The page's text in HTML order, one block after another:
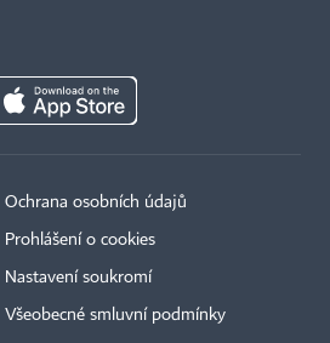
Ochrana osobních údajů
Prohlášení o cookies
Nastavení soukromí
Všeobecné smluvní podmínky